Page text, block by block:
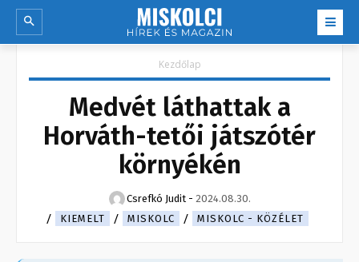
Kezdőlap
Medvét láthattak a
Horváth-tetői játszótér
környékén
Csrefkó Judit - 2024.08.30.
KIEMELT
MISKOLC MISKOLC - KÖZÉLET